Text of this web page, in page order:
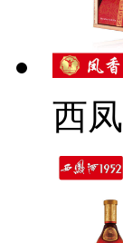
西